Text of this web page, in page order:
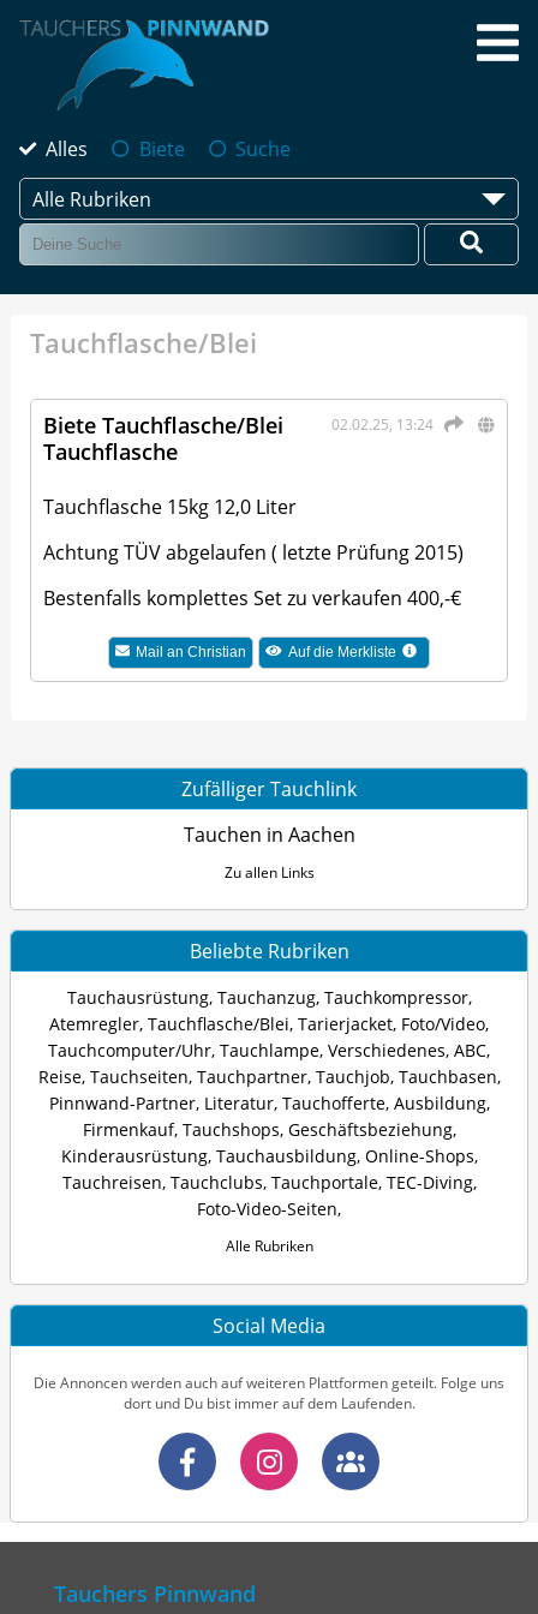
Alles Biete
Suche
Alle Rubriken
Tauchflasche/Blei
02.02.25, 13:24
Biete Tauchflasche/Blei
Tauchflasche
Tauchflasche 15kg 12,0 Liter
Achtung TÜV abgelaufen ( letzte Prüfung 2015)
Bestenfalls komplettes Set zu verkaufen 400,-€
Mail an Christian Auf die Merkliste
Zufälliger Tauchlink
Tauchen in Aachen
Zu allen Links
Beliebte Rubriken
Tauchausrüstung, Tauchanzug, Tauchkompressor,
Atemregler, Tauchflasche/Blei, Tarierjacket, Foto/Video,
Tauchcomputer/Uhr, Tauchlampe, Verschiedenes, ABC,
Reise, Tauchseiten, Tauchpartner, Tauchjob, Tauchbasen,
Pinnwand-Partner, Literatur, Tauchofferte, Ausbildung,
Firmenkauf, Tauchshops, Geschäftsbeziehung,
Kinderausrüstung, Tauchausbildung, Online-Shops,
Tauchreisen, Tauchclubs, Tauchportale, TEC-Diving,
Foto-Video-Seiten,
Alle Rubriken
Social Media
Die Annoncen werden auch auf weiteren Plattformen geteilt. Folge uns
dort und Du bist immer auf dem Laufenden.
Tauchers Pinnwand